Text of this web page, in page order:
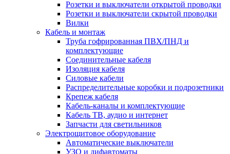
Розетки и выключатели открытой проводки
Розетки и выключатели скрытой проводки
Вилки
Кабель и монтаж
Труба гофрированная ПВХ/ПНД и
комплектующие
Соединительные кабеля
Изоляция кабеля
Силовые кабели
Распределительные коробки и подрозетники
Крепеж кабеля
Кабель-каналы и комплектующие
Кабель ТВ, аудио и интернет
Запчасти для светильников
Электрощитовое оборудование
Автоматические выключатели
УЗО и дифавтоматы